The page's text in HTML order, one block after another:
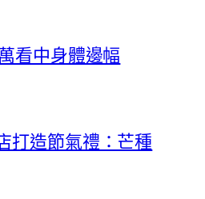
看中身體邊幅
打造節氣禮：芒種